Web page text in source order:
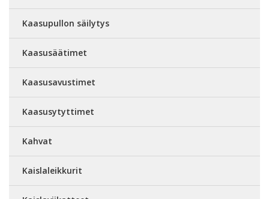
Kaasupullon säilytys
Kaasusäätimet
Kaasusavustimet
Kaasusytyttimet
Kahvat
Kaislaleikkurit